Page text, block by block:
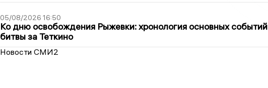
05/08/2026 16:50
Ко дню освобождения Рыжевки: хронология основных событий
битвы за Теткино
Новости СМИ2